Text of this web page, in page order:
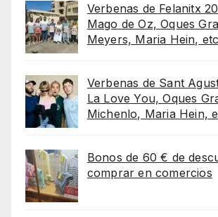
Verbenas de Felanitx
Mago de Oz, Oques
Meyers, Maria Hein,
Verbenas de Sant
La Love You, Oques
Michenlo, Maria Hein,
Bonos de 60 € de
comprar en comercios